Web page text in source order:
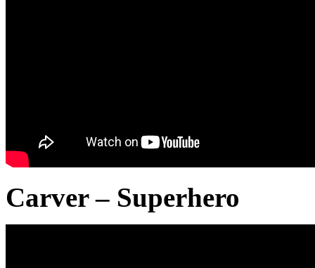
Carver – Superhero